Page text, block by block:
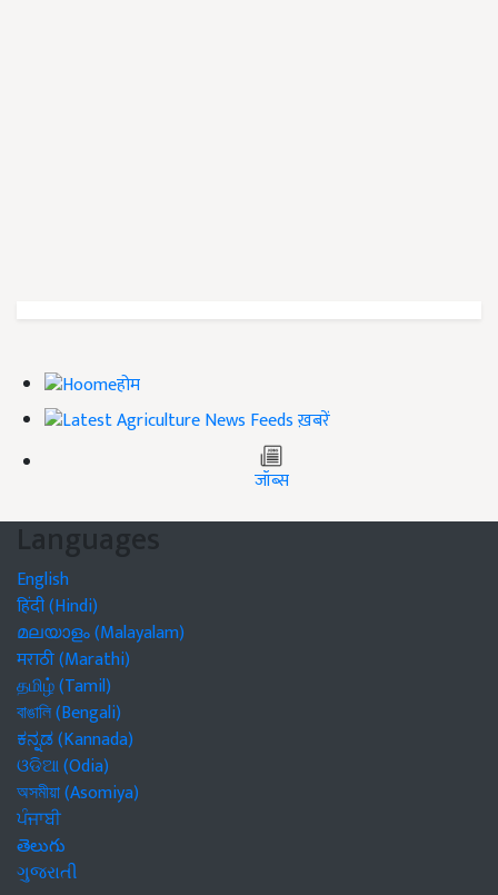
होम
ख़बरें
जॉब्स
Languages
English
हिंदी (Hindi)
മലയാളം (Malayalam)
मराठी (Marathi)
தமிழ் (Tamil)
বাঙালি (Bengali)
ಕನ್ನಡ (Kannada)
ଓଡିଆ (Odia)
অসমীয়া (Asomiya)
ਪੰਜਾਬੀ
తెలుగు
ગુજરાતી